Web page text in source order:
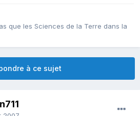
que les Sciences de la Terre dans la
à ce sujet